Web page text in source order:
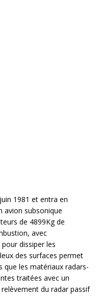
1981 et entra en
avion subsonique
de 4899Kg de
avec
dissiper les
des surfaces permet
que les matériaux radars-
traitées avec un
du radar passif